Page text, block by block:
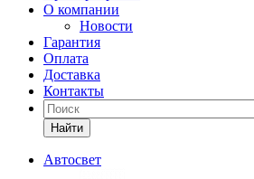
О компании
Новости
Гарантия
Оплата
Доставка
Контакты
Найти
Автосвет